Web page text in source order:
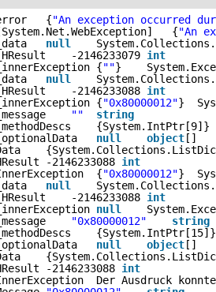
{"An exception occurred
{"An
_data null
_HResult    -2146233079 int
{""}
_data null
_HResult    -2146233088 int
{"0x80000012"}
_message
""
string
_optionalData null object []
Data
-2146233088 int
{"0x80000012"}
_data null
_HResult    -2146233088 int
_innerException null
_message
"0x80000012"
string
_optionalData null object []
Data
-2146233088 int
Der Ausdruck